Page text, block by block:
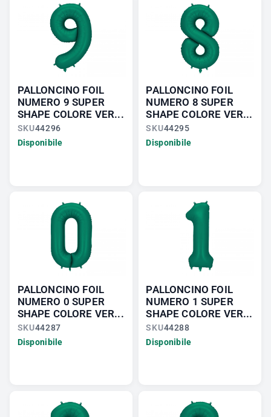
PALLONCINO FOIL
NUMERO 9 SUPER
SHAPE COLORE VER...
SKU44296
Disponibile
PALLONCINO FOIL
NUMERO 8 SUPER
SHAPE COLORE VER...
SKU44295
Disponibile
PALLONCINO FOIL
NUMERO 0 SUPER
SHAPE COLORE VER...
SKU44287
Disponibile
PALLONCINO FOIL
NUMERO 1 SUPER
SHAPE COLORE VER...
SKU44288
Disponibile